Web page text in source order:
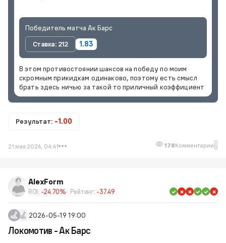
Победитель матча Ак Барс
Ставка: 212
1.83
В этом противостоянии шансов на победу по моим
скромным прикидкам одинаково, поэтому есть смысл
брать здесь ничью за такой то приличный коэффициент
Результат: -1.00
21 мая 2026, 04:41 178Комментарии 1
AlexForm
ROI: -24.70% Рейтинг: -37.49
2026-05-19 19:00
Локомотив - Ак Барс